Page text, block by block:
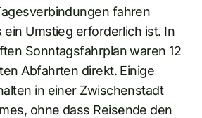
fahren
ein Umstieg erforderlich ist. In
Sonntagsfahrplan waren 12
Abfahrten direkt. Einige
in einer Zwischenstadt
ohne dass Reisende den